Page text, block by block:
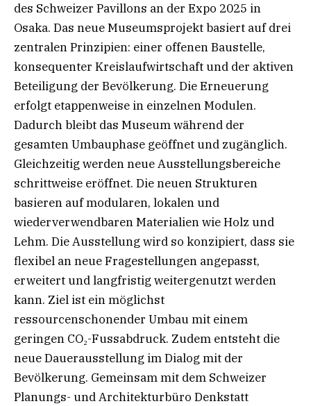
des Schweizer Pavillons an der Expo 2025 in
Osaka. Das neue Museumsprojekt basiert auf drei
zentralen Prinzipien: einer offenen Baustelle,
konsequenter Kreislaufwirtschaft und der aktiven
Beteiligung der Bevölkerung. Die Erneuerung
erfolgt etappenweise in einzelnen Modulen.
Dadurch bleibt das Museum während der
gesamten Umbauphase geöffnet und zugänglich.
Gleichzeitig werden neue Ausstellungsbereiche
schrittweise eröffnet. Die neuen Strukturen
basieren auf modularen, lokalen und
wiederverwendbaren Materialien wie Holz und
Lehm. Die Ausstellung wird so konzipiert, dass sie
flexibel an neue Fragestellungen angepasst,
erweitert und langfristig weitergenutzt werden
kann. Ziel ist ein möglichst
ressourcenschonender Umbau mit einem
geringen CO₂-Fussabdruck. Zudem entsteht die
neue Dauerausstellung im Dialog mit der
Bevölkerung. Gemeinsam mit dem Schweizer
Planungs- und Architekturbüro Denkstatt